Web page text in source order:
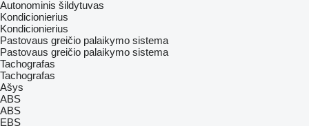
Autonominis šildytuvas
Kondicionierius
Kondicionierius
Pastovaus greičio palaikymo sistema
Pastovaus greičio palaikymo sistema
Tachografas
Tachografas
Ašys
ABS
ABS
EBS